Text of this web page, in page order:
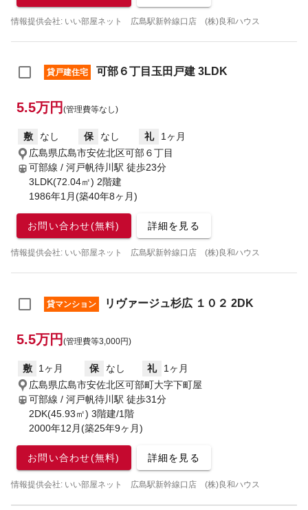
情報提供会社: いい部屋ネット 広島駅新幹線口店 (株)良和ハウス
貸戸建住宅 可部６丁目玉田戸建 3LDK
5.5万円 (管理費等なし)
敷 なし 保 なし 礼
1ヶ月
広島県広島市安佐北区可部６丁目
可部線 / 河戸帆待川駅 徒歩23分
3LDK(72.04㎡) 2階建
1986年1月(築40年8ヶ月)
お問い合わせ(無料) 詳細を見る
情報提供会社: いい部屋ネット 広島駅新幹線口店 (株)良和ハウス
貸マンション リヴァージュ杉広 １０２ 2DK
5.5万円 (管理費等3,000円)
敷 1ヶ月 保 なし 礼
1ヶ月
広島県広島市安佐北区可部町大字下町屋
可部線 / 河戸帆待川駅 徒歩31分
2DK(45.93㎡) 3階建/1階
2000年12月(築25年9ヶ月)
お問い合わせ(無料) 詳細を見る
情報提供会社: いい部屋ネット 広島駅新幹線口店 (株)良和ハウス